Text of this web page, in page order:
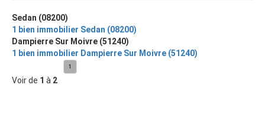
Sedan (08200)
1 bien immobilier Sedan (08200)
Dampierre Sur Moivre (51240)
1 bien immobilier Dampierre Sur Moivre (51240)
Voir de 1 à 2
1